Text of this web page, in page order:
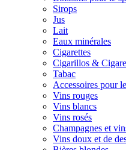
Sirops
Jus
Lait
Eaux minérales
Cigarettes
Cigarillos &
Tabac
Accessoires pour
Vins rouges
Vins blancs
Vins rosés
Champagnes et
Vins doux et de